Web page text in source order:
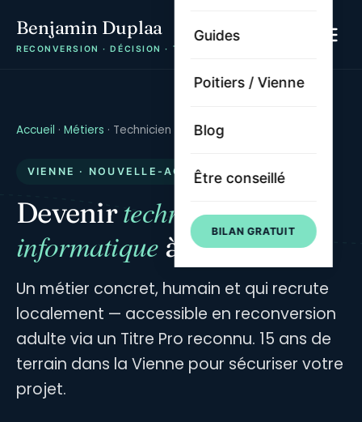
Benjamin Duplaa
RECONVERSION · DÉCISION · TRAJECTOIRE
Guides
Poitiers / Vienne
Blog
Être conseillé
BILAN GRATUIT
Accueil · Métiers · Technicien informatique Poitiers
VIENNE · NOUVELLE-AQUITAINE
Devenirtechnicien
informatique à Poitiers
Un métier concret, humain et qui recrute
localement — accessible en reconversion
adulte via un Titre Pro reconnu. 15 ans de
terrain dans la Vienne pour sécuriser votre
projet.